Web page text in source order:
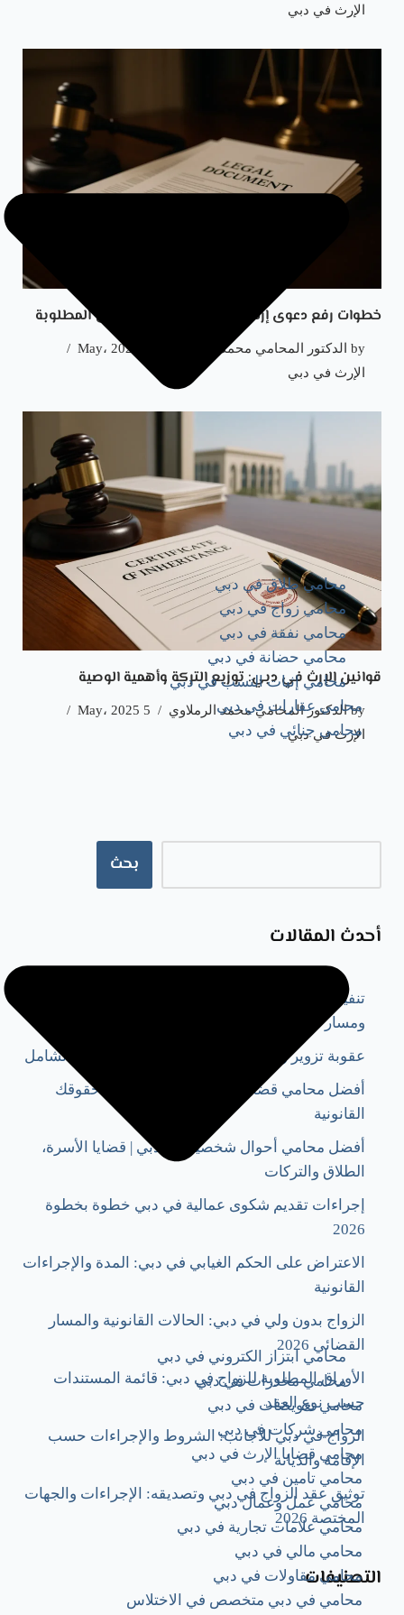
محامي طلاق في دبي
محامي زواج في دبي
محامي نفقة في دبي
محامي حضانة في دبي
محامي إثبات النسب في دبي
محامي عقارات في دبي
محامي جنائي في دبي
محامي ابتزاز الكتروني في دبي
محامي مخدرات في دبي
محامي تعويضات في دبي
محامي شركات في دبي
محامي قضايا الإرث في دبي
محامي تامين في دبي
محامي عمل وعمال دبي
محامي علامات تجارية في دبي
محامي مالي في دبي
محامي مقاولات في دبي
محامي في دبي متخصص في الاختلاس
الإرث في دبي
خطوات رفع دعوى إرث في دبي والمدة والأوراق المطلوبة
by الدكتور المحامي محمد الرملاوي
الإرث في دبي
قوانين الإرث في دبي: توزيع التركة وأهمية الوصية
by الدكتور المحامي محمد الرملاوي
5 May، 2025
الإرث في دبي
بحث
أحدث المقالات
ومسار محاكم دبي وDIFC
عقوبة تزوير رخصة تجارية في دبي 2026 | دليلك الشامل
أفضل محامي قضايا عمالية في دبي لحماية حقوقك
القانونية
أفضل محامي أحوال شخصية في دبي | قضايا الأسرة،
الطلاق والتركات
إجراءات تقديم شكوى عمالية في دبي خطوة بخطوة
2026
الاعتراض على الحكم الغيابي في دبي: المدة والإجراءات
القانونية
الزواج بدون ولي في دبي: الحالات القانونية والمسار
القضائي 2026
الأوراق المطلوبة للزواج في دبي: قائمة المستندات
حسب نوع العقد
الزواج في دبي للأجانب: الشروط والإجراءات حسب
الإقامة والديانة
توثيق عقد الزواج في دبي وتصديقه: الإجراءات والجهات
المختصة 2026
التصنيفات